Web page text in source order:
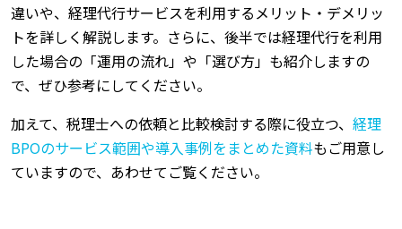
違いや、経理代行サービスを利用するメリット・デメリッ
トを詳しく解説します。さらに、後半では経理代行を利用
した場合の「運用の流れ」や「選び方」も紹介しますの
で、ぜひ参考にしてください。
加えて、税理士への依頼と比較検討する際に役立つ、 経理
BPOのサービス範囲や導入事例をまとめた資料もご用意し
ていますので、あわせてご覧ください。